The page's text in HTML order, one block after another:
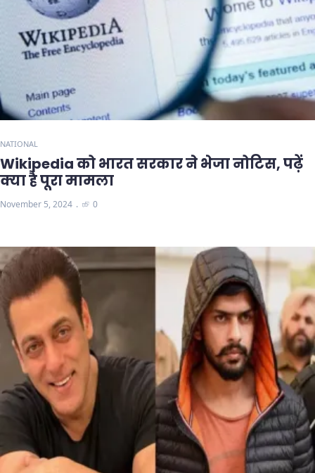
NATIONAL
Wikipedia को भारत सरकार ने भेजा नोटिस, पढ़ें
क्या है पूरा मामला
November 5, 2024 0